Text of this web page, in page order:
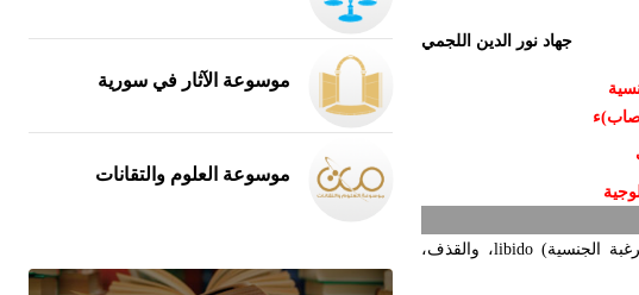
جهاد نور الدين اللجمي
الجنسية)libido، والقذف،
موسوعة الآثار في سورية
موسوعة العلوم والتقانات